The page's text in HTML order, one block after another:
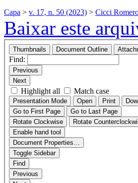
Capa > v. 17, n. 50 (2023) > Cicci
Baixar este